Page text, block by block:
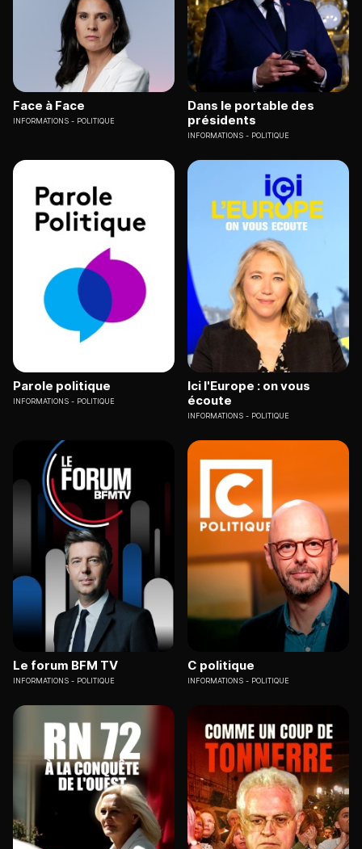
Face à Face
INFORMATIONS POLITIQUE
Dans le portable des
présidents
INFORMATIONS POLITIQUE
Parole politique
INFORMATIONS POLITIQUE
Ici l'Europe : on vous
écoute
INFORMATIONS POLITIQUE
Le forum BFM TV
INFORMATIONS POLITIQUE
C politique
INFORMATIONS POLITIQUE